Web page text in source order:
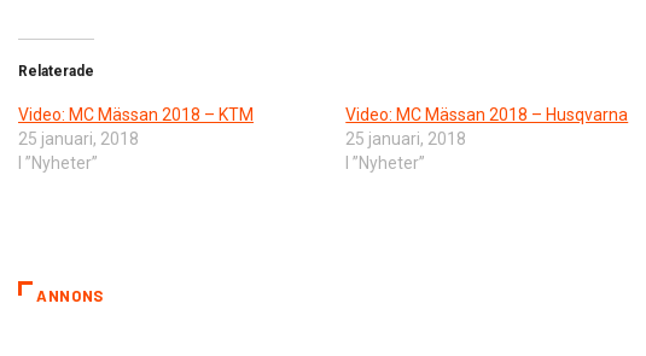
Relaterade
Video: MC Mässan 2018 – KTM
25 januari, 2018
I ”Nyheter”
Video: MC Mässan 2018 – Husqvarna
25 januari, 2018
I ”Nyheter”
ANNONS